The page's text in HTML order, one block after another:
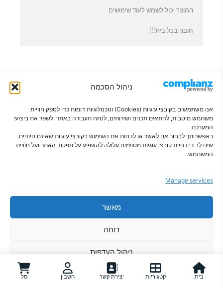
ניהול הסכמה
אנו משתמשים בקובצי עוגיות (Cookies) וטכנולוגיות דומות כדי לספק חוויית
משתמש מיטבית, להתאים תכנים ושירותים, לנתח תעבורה באתר ולשפר את ביצועי
המערכת.
באפשרותך לבחור אם לאשר או לדחות את השימוש בקובצי עוגיות שאינם חיוניים.
שים לב כי דחיית קובצי עוגיות מסוימים עלולה להשפיע על תפקוד האתר ועל חוויית
המשתמש.
Manage services
מאשר
דוחה
ניהול העדפות
מדיניות קוקיזמדיניות פרטיות
המוצר יכול לשמש לעוד שימושים
חובה בכל בית!!!
פתרונות חכמים לבית מסודר
מדיניות קוקיז
בית קטגוריות יצירת קשר חשבון סל